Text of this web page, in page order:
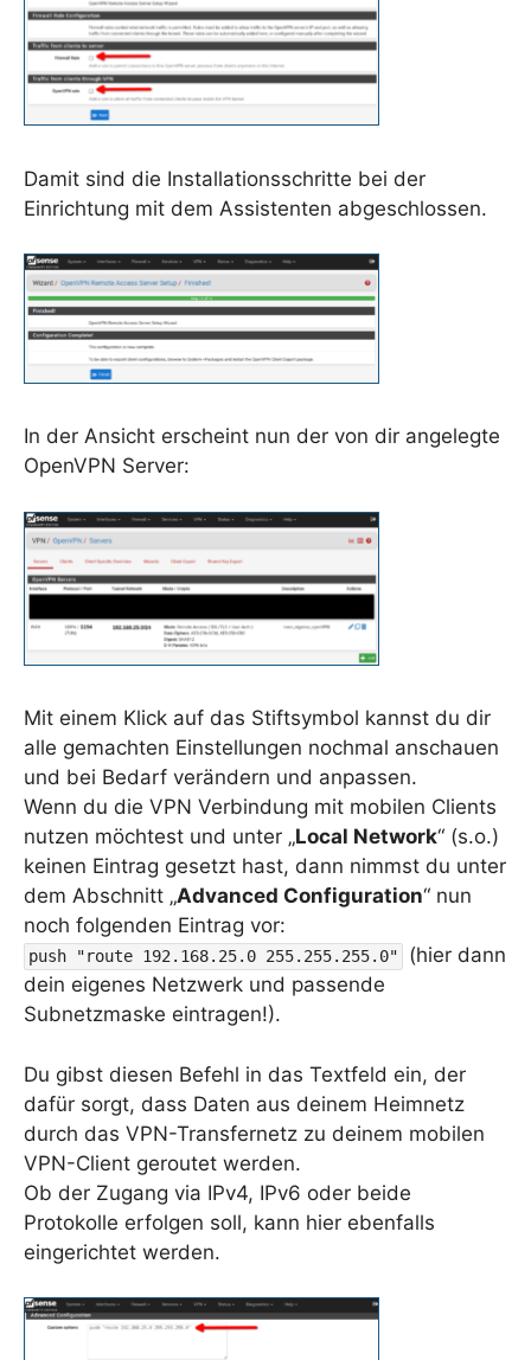
Damit sind die Installationsschritte bei der
Einrichtung mit dem Assistenten abgeschlossen.
In der Ansicht erscheint nun der von dir angelegte
OpenVPN Server:
Mit einem Klick auf das Stiftsymbol kannst du dir
alle gemachten Einstellungen nochmal anschauen
und bei Bedarf verändern und anpassen.
Wenn du die VPN Verbindung mit mobilen Clients
nutzen möchtest und unter „Local Network“ (s.o.)
keinen Eintrag gesetzt hast, dann nimmst du unter
dem Abschnitt „Advanced Configuration“ nun
noch folgenden Eintrag vor:
push "route 192.168.25.0 255.255.255.0"
(hier dann
dein eigenes Netzwerk und passende
Subnetzmaske eintragen!).
Du gibst diesen Befehl in das Textfeld ein, der
dafür sorgt, dass Daten aus deinem Heimnetz
durch das VPN-Transfernetz zu deinem mobilen
VPN-Client geroutet werden.
Ob der Zugang via IPv4, IPv6 oder beide
Protokolle erfolgen soll, kann hier ebenfalls
eingerichtet werden.